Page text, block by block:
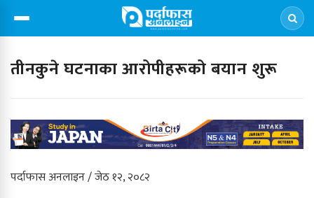
तीनकुने घटनाका आरोपीहरूको बयान शुरू
पर्दाफास अनलाइन / जेठ १२, २०८२